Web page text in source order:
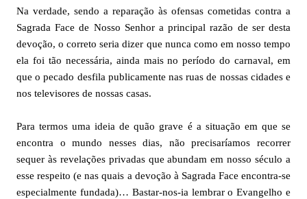
Na verdade, sendo a reparação às ofensas cometidas contra a
Sagrada Face de Nosso Senhor a principal razão de ser desta
devoção, o correto seria dizer que nunca como em nosso tempo
ela foi tão necessária, ainda mais no período do carnaval, em
que o pecado desfila publicamente nas ruas de nossas cidades e
nos televisores de nossas casas.
Para termos uma ideia de quão grave é a situação em que se
encontra o mundo nesses dias, não precisaríamos recorrer
sequer às revelações privadas que abundam em nosso século a
esse respeito (e nas quais a devoção à Sagrada Face encontra-se
especialmente fundada)… Bastar-nos-ia lembrar o Evangelho e